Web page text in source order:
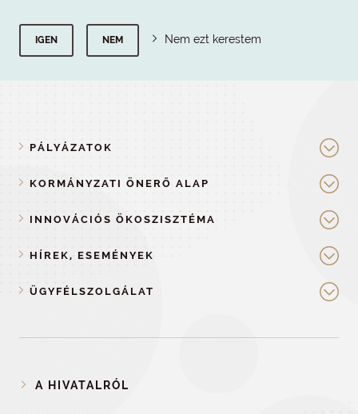
IGEN NEM Nem ezt kerestem
PÁLYÁZATOK
KORMÁNYZATI ÖNERŐ ALAP
INNOVÁCIÓS ÖKOSZISZTÉMA
HÍREK, ESEMÉNYEK
ÜGYFÉLSZOLGÁLAT
A HIVATALRÓL